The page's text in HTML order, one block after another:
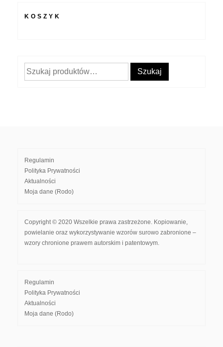
KOSZYK
Szukaj: Szukaj
Regulamin
Polityka Prywatności
Aktualności
Moja dane (Rodo)
Copyright © 2020 Wszelkie prawa zastrzeżone. Kopiowanie,
powielanie oraz wykorzystywanie wzorów surowo zabronione –
wzory chronione prawem autorskim i patentowym.
Regulamin
Polityka Prywatności
Aktualności
Moja dane (Rodo)